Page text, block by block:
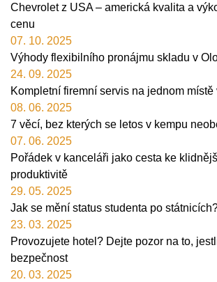
Chevrolet z USA – americká kvalita a
cenu
07. 10. 2025
Výhody flexibilního pronájmu skladu v
24. 09. 2025
Kompletní firemní servis na jednom místě
08. 06. 2025
7 věcí, bez kterých se letos v kempu
07. 06. 2025
Pořádek v kanceláři jako cesta ke
produktivitě
29. 05. 2025
Jak se mění status studenta po
23. 03. 2025
Provozujete hotel? Dejte pozor na to,
bezpečnost
20. 03. 2025